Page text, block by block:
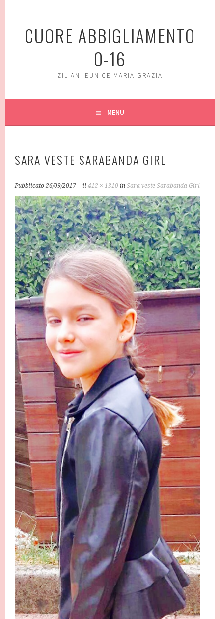
contenutoCUORE ABBIGLIAMENTO
0-16
ZILIANI EUNICE MARIA GRAZIA
MENU
SARA VESTE SARABANDA GIRL
Pubblicato26/09/2017 il412 × 1310 inSara veste Sarabanda Girl